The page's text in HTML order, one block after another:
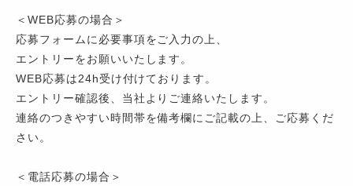
＜WEB応募の場合＞
応募フォームに必要事項をご入力の上、
エントリーをお願いいたします。
WEB応募は24h受け付けております。
エントリー確認後、当社よりご連絡いたします。
連絡のつきやすい時間帯を備考欄にご記載の上、ご応募くだ
さい。
＜電話応募の場合＞